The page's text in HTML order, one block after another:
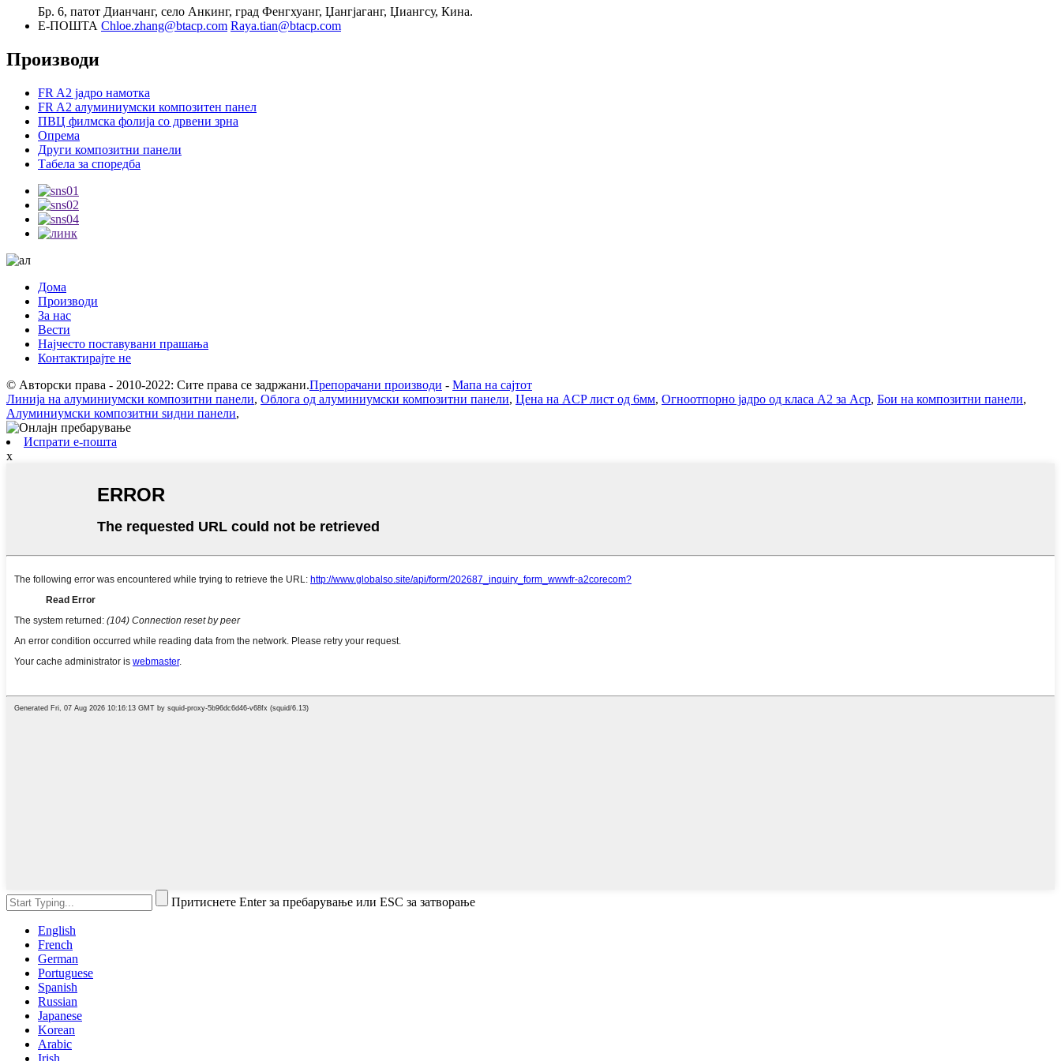
Бр. 6, патот Дианчанг, село Анкинг, град Фенгхуанг, Џангјаганг, Џиангсу, Кина.
Е-ПОШТА Chloe.zhang@btacp.com Raya.tian@btacp.com
Производи
FR A2 јадро намотка
FR A2 алуминиумски композитен панел
ПВЦ филмска фолија со дрвени зрна
Опрема
Други композитни панели
Табела за споредба
Дома
Производи
За нас
Вести
Најчесто поставувани прашања
Контактирајте не
© Авторски права - 2010-2022: Сите права се задржани.Препорачани производи - Мапа на сајтот
Линија на алуминиумски композитни панели, Облога од алуминиумски композитни панели, Цена на ACP лист од 6мм, Огноотпорно јадро од класа А2 за Acp, Бои на композитни панели,
Алуминиумски композитни ѕидни панели,
Испрати е-пошта
x
Притиснете Enter за пребарување или ESC за затворање
English
French
German
Portuguese
Spanish
Russian
Japanese
Korean
Arabic
Irish